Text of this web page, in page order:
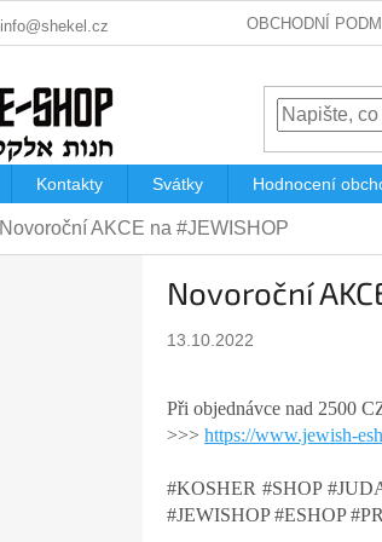
info@shekel.cz OBCHODNÍ
Kontakty Svátky Hodnocení
Novoroční AKCE na #JEWISHOP
Novoroční
13.10.2022
Při objednávce nad 2500
>>> https://www.jewish-
#KOSHER #SHOP
#JEWISHOP #ESHOP